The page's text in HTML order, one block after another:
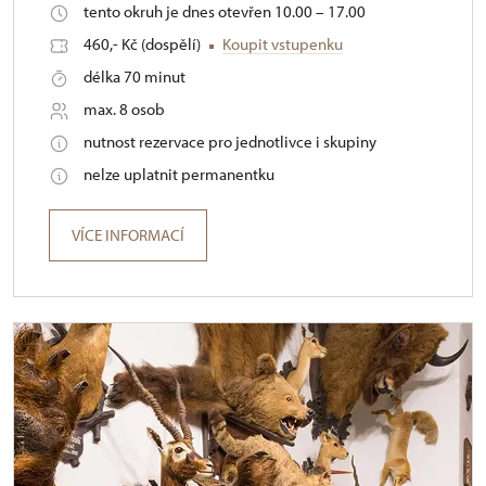
tento okruh je dnes otevřen 10.00 – 17.00
460,- Kč (dospělí)
Koupit vstupenku
délka 70 minut
max. 8 osob
nutnost rezervace pro jednotlivce i skupiny
nelze uplatnit permanentku
VÍCE INFORMACÍ